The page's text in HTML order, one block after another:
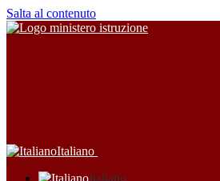
Salta al contenuto
Italiano
Italiano